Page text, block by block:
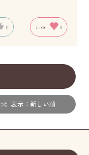
0 Like! 0
表示：新しい順